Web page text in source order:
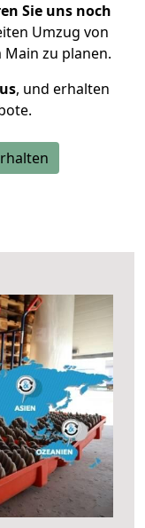
Sie uns noch
Umzug von
zu planen.
, und erhalten